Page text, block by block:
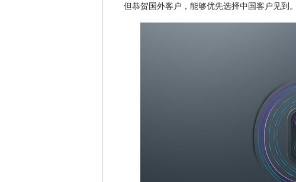
但恭贺国外客户，能够优先选择中国客户见到。